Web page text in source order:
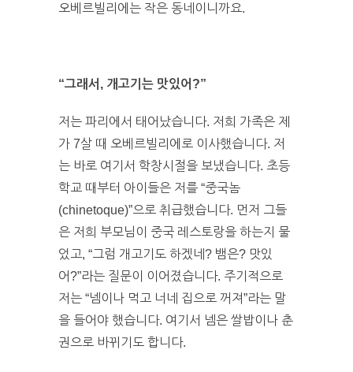
오베르빌리에는 작은 동네이니까요.
“그래서, 개고기는 맛있어?”
저는 파리에서 태어났습니다. 저희 가족은 제
가 7살 때 오베르빌리에로 이사했습니다. 저
는 바로 여기서 학창시절을 보냈습니다. 초등
학교 때부터 아이들은 저를 “중국놈
(chinetoque)”으로 취급했습니다. 먼저 그들
은 저희 부모님이 중국 레스토랑을 하는지 물
었고, “그럼 개고기도 하겠네? 뱀은? 맛있
어?”라는 질문이 이어졌습니다. 주기적으로
저는 “넴이나 먹고 너네 집으로 꺼져”라는 말
을 들어야 했습니다. 여기서 넴은 쌀밥이나 춘
권으로 바뀌기도 합니다.